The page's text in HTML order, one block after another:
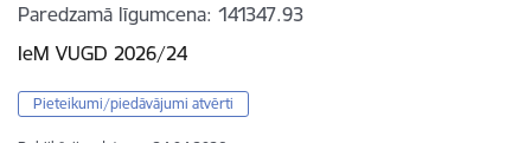
Paredzamā līgumcena 141347.93
IeM VUGD 2026/24
Pieteikumi/piedāvājumi atvērti